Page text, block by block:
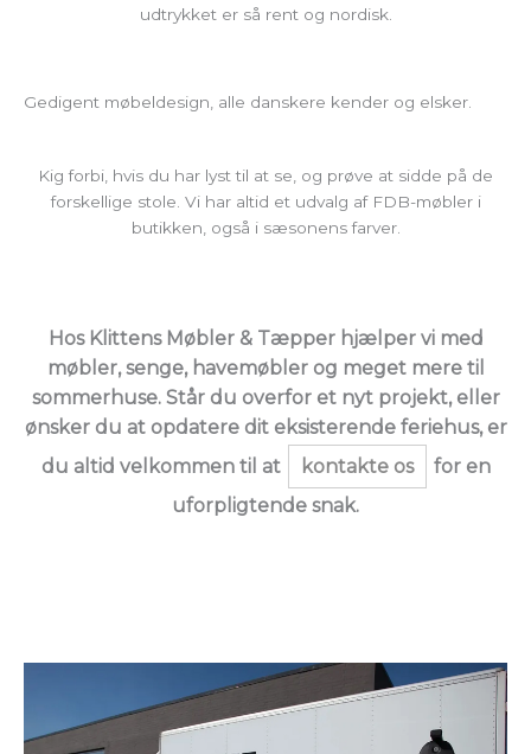
udtrykket er så rent og nordisk.
Gedigent møbeldesign, alle danskere kender og elsker.
Kig forbi, hvis du har lyst til at se, og prøve at sidde på de
forskellige stole. Vi har altid et udvalg af FDB-møbler i
butikken, også i sæsonens farver.
Hos Klittens Møbler & Tæpper hjælper vi med
møbler, senge, havemøbler og meget mere til
sommerhuse. Står du overfor et nyt projekt, eller
ønsker du at opdatere dit eksisterende feriehus, er
du altid velkommen til at
kontakte os
for en
uforpligtende snak.